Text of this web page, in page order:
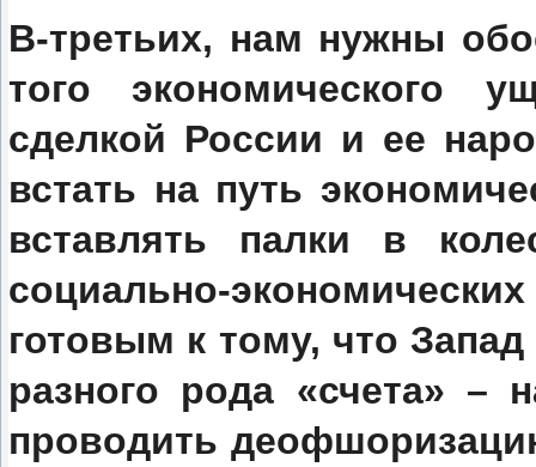
В-третьих, нам нужны
того экономического
сделкой России и ее
встать на путь
вставлять палки в
социально-
готовым к тому, что
разного рода «счета» –
проводить